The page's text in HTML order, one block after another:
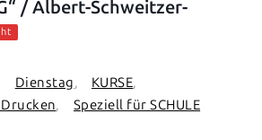
/ Albert-Schweitzer-
Dienstag
KURSE
Speziell für SCHULE